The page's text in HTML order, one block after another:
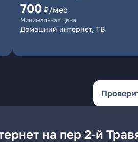
700 ₽/мес
Минимальная цена
Домашний интернет, ТВ
на пер 2-й